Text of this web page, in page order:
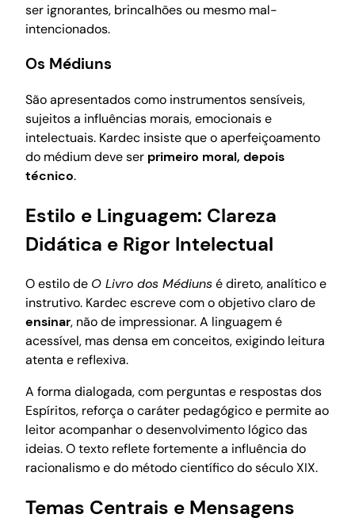
ser ignorantes, brincalhões ou mesmo mal-
intencionados.
Os Médiuns
São apresentados como instrumentos sensíveis,
sujeitos a influências morais, emocionais e
intelectuais. Kardec insiste que o aperfeiçoamento
do médium deve ser primeiro moral, depois
técnico.
Estilo e Linguagem: Clareza
Didática e Rigor Intelectual
O estilo de O Livro dos Médiunsé direto, analítico e
instrutivo. Kardec escreve com o objetivo claro de
ensinar, não de impressionar. A linguagem é
acessível, mas densa em conceitos, exigindo leitura
atenta e reflexiva.
A forma dialogada, com perguntas e respostas dos
Espíritos, reforça o caráter pedagógico e permite ao
leitor acompanhar o desenvolvimento lógico das
ideias. O texto reflete fortemente a influência do
racionalismo e do método científico do século XIX.
Temas Centrais e Mensagens